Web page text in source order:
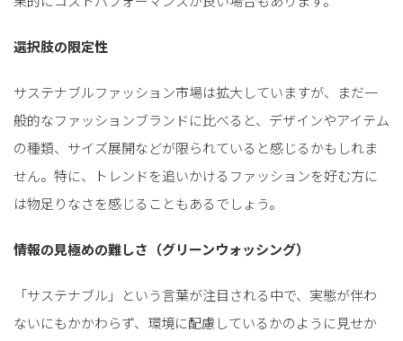
選択肢の限定性
サステナブルファッション市場は拡大していますが、まだ一
般的なファッションブランドに比べると、デザインやアイテム
の種類、サイズ展開などが限られていると感じるかもしれま
せん。特に、トレンドを追いかけるファッションを好む方に
は物足りなさを感じることもあるでしょう。
情報の見極めの難しさ（グリーンウォッシング）
「サステナブル」という言葉が注目される中で、実態が伴わ
ないにもかかわらず、環境に配慮しているかのように見せか